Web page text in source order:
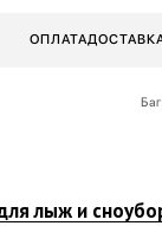
ОПЛАТА
лыж и